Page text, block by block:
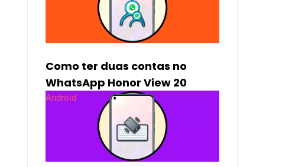
Como ter duas contas no
WhatsApp Honor View 20
Android